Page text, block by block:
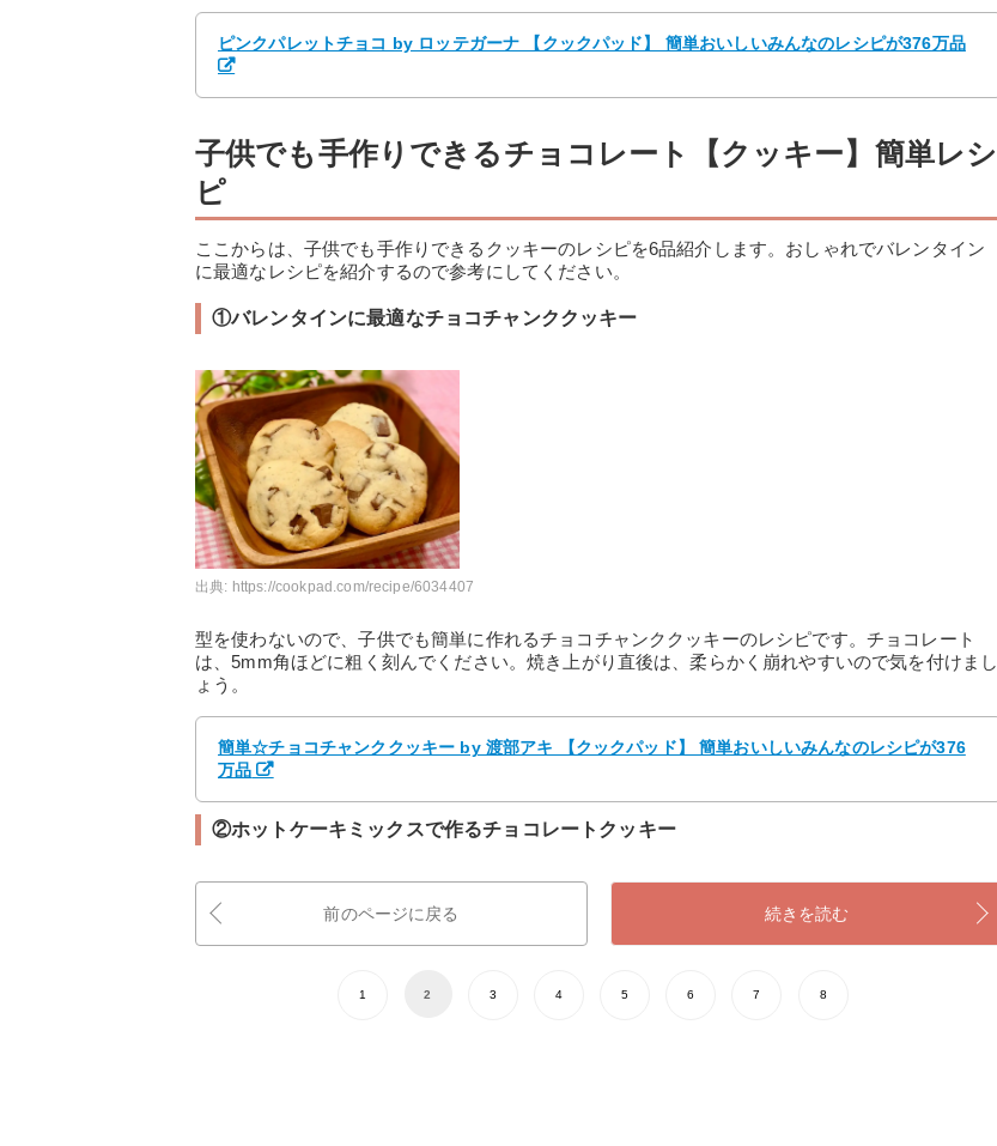
ピンクパレットチョコ by ロッテガーナ 【クックパッド】 簡単おいしいみんなのレシピが376万品
子供でも手作りできるチョコレート【クッキー】簡単レシ
ピ
ここからは、子供でも手作りできるクッキーのレシピを6品紹介します。おしゃれでバレンタイン
に最適なレシピを紹介するので参考にしてください。
①バレンタインに最適なチョコチャンククッキー
出典: https://cookpad.com/recipe/6034407
型を使わないので、子供でも簡単に作れるチョコチャンククッキーのレシピです。チョコレート
は、5mm角ほどに粗く刻んでください。焼き上がり直後は、柔らかく崩れやすいので気を付けまし
ょう。
簡単☆チョコチャンククッキー by 渡部アキ 【クックパッド】 簡単おいしいみんなのレシピが376
万品
②ホットケーキミックスで作るチョコレートクッキー
前のページに戻る 続きを読む
1 2 3 4 5 6 7 8